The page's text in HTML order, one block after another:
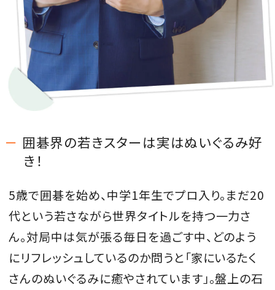
最新号を試し読み
囲碁界の若きスターは実はぬいぐるみ好
き！
5歳で囲碁を始め、中学1年生でプロ入り。まだ20
代という若さながら世界タイトルを持つ一力さ
ん。対局中は気が張る毎日を過ごす中、どのよう
にリフレッシュしているのか問うと「家にいるたく
さんのぬいぐるみに癒やされています」。盤上の石